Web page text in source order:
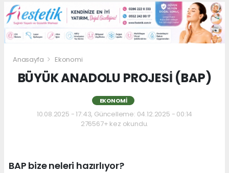
Anasayfa Ekonomi
BÜYÜK ANADOLU PROJESİ (BAP)
EKONOMI
10.08.2025 - 17:43, Güncelleme: 04.12.2025 - 00:14
276567+ kez okundu.
BAP bize neleri hazırlıyor?